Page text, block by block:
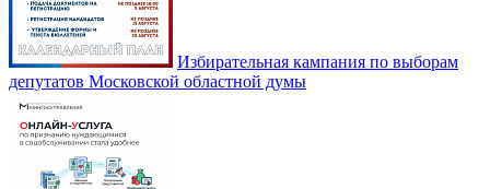
Избирательная кампания по выборам
депутатов Московской областной думы